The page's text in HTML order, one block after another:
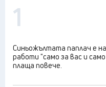
1
Синьожълтата паплач е
работи "само за вас и
плаща повече.